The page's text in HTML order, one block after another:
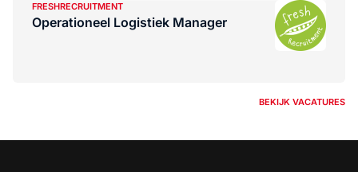
FRESHRECRUITMENT
Operationeel Logistiek Manager
BEKIJK VACATURES